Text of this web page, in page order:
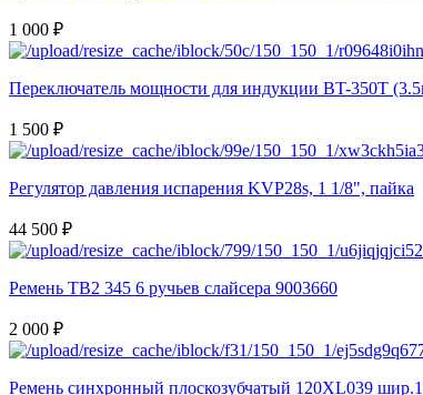
1 000 ₽
Переключатель мощности для индукции BT-350T
1 500 ₽
Регулятор давления испарения KVP28s, 1 1/8", пайка
44 500 ₽
Ремень TB2 345 6 ручьев слайсера 9003660
2 000 ₽
Ремень синхронный плоскозубчатый 120XL039